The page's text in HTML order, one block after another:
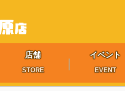
店舗
STORE
イベント
EVENT